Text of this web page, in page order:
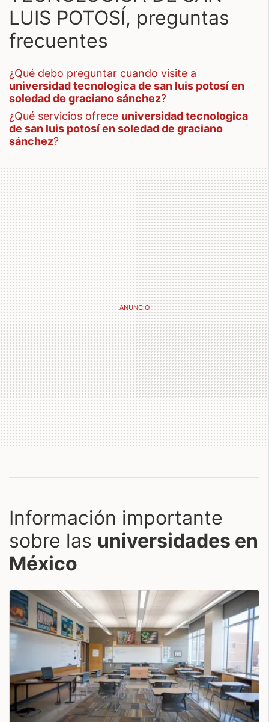
LUIS POTOSÍ, preguntas
frecuentes
¿qué debo preguntar cuando visite a
universidad tecnologica de san luis potosí en
soledad de graciano sánchez?
¿qué servicios ofrece universidad tecnologica
de san luis potosí en soledad de graciano
sánchez?
Información importante
sobre las universidades en
México